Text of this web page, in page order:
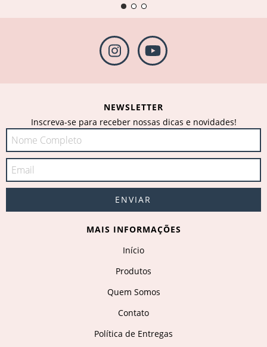
NEWSLETTER
Inscreva-se para receber nossas dicas e novidades!
MAIS INFORMAÇÕES
Início
Produtos
Quem Somos
Contato
Política de Entregas